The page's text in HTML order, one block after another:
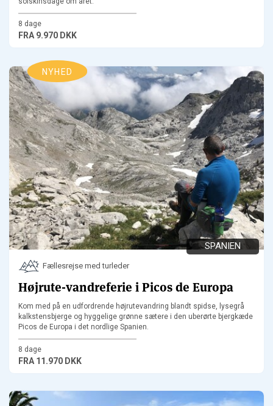
8 dage
FRA9.970 DKK
NYHED
SPANIEN
Fællesrejse med turleder
Højrute-vandreferie i Picos de Europa
Kom med på en udfordrende højrutevandring blandt spidse, lysegrå
kalkstensbjerge og hyggelige grønne sætere i den uberørte bjergkæde
Picos de Europa i det nordlige Spanien.
8 dage
FRA 11.970 DKK